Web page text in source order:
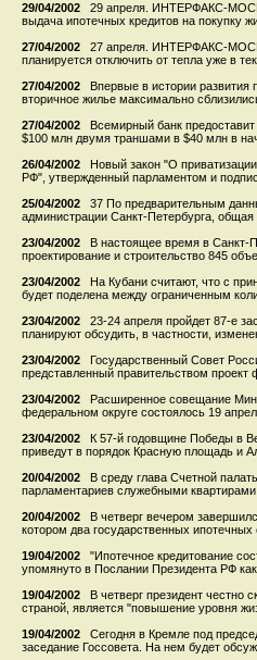
29/04/2002
29 апреля. ИНТЕРФАКС-
выдача ипотечных кредитов на покупку
27/04/2002
27 апреля. ИНТЕРФАКС-
планируется отключить от тепла уже в
27/04/2002
Впервые в истории
вторичное жилье максимально
27/04/2002
Всемирный банк
$100 млн двумя траншами в $40 млн в
26/04/2002
Новый закон "О
РФ", утвержденный парламентом и
25/04/2002
37 По предварительным
администрации Санкт-Петербурга,
23/04/2002
В настоящее время в Санкт-
проектирование и строительство 845
23/04/2002
На Кубани считают, что с
будет поделена между ограниченным
23/04/2002
23-24 апреля пройдет 87-е
планируют обсудить, в частности,
23/04/2002
Государственный Совет
представленный правительством проект
23/04/2002
Расширенное совещание
федеральном округе состоялось 19
23/04/2002
К 57-й годовщине Победы в
приведут в порядок Красную площадь и
20/04/2002
В среду глава Счетной
парламентариев служебными квартирами
20/04/2002
В четверг вечером
котором два государственных ипотечных
19/04/2002
"Ипотечное кредитование
упомянуто в Послании Президента РФ
19/04/2002
В четверг президент честно
страной, является "повышение уровня
19/04/2002
Сегодня в Кремле под
заседание Госсовета. На нем будет